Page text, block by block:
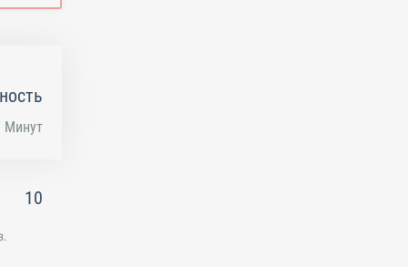
Минут
10